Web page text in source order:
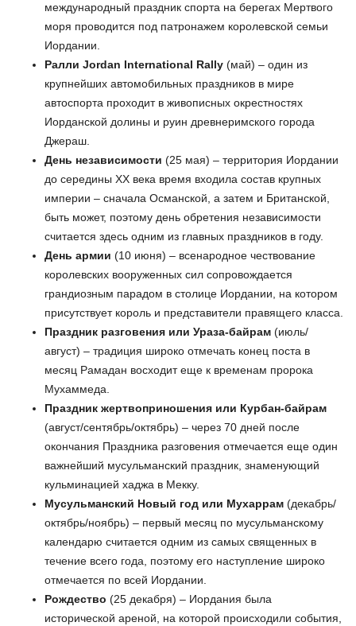
международный праздник спорта на берегах Мертвого
моря проводится под патронажем королевской семьи
Иордании.
Ралли Jordan International Rally (май) – один из
крупнейших автомобильных праздников в мире
автоспорта проходит в живописных окрестностях
Иорданской долины и руин древнеримского города
Джераш.
День независимости (25 мая) – территория Иордании
до середины ХХ века время входила состав крупных
империи – сначала Османской, а затем и Британской,
быть может, поэтому день обретения независимости
считается здесь одним из главных праздников в году.
День армии (10 июня) – всенародное чествование
королевских вооруженных сил сопровождается
грандиозным парадом в столице Иордании, на котором
присутствует король и представители правящего класса.
Праздник разговения или Ураза-байрам (июль/
август) – традиция широко отмечать конец поста в
месяц Рамадан восходит еще к временам пророка
Мухаммеда.
Праздник жертвоприношения или Курбан-байрам
(август/сентябрь/октябрь) – через 70 дней после
окончания Праздника разговения отмечается еще один
важнейший мусульманский праздник, знаменующий
кульминацией хаджа в Мекку.
Мусульманский Новый год или Мухаррам (декабрь/
октябрь/ноябрь) – первый месяц по мусульманскому
календарю считается одним из самых священных в
течение всего года, поэтому его наступление широко
отмечается по всей Иордании.
Рождество (25 декабря) – Иордания была
исторической ареной, на которой происходили события,